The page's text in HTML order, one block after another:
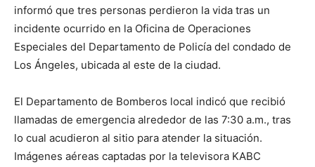
informó que tres personas perdieron la vida tras un
incidente ocurrido en la Oficina de Operaciones
Especiales del Departamento de Policía del condado de
Los Ángeles, ubicada al este de la ciudad.
El Departamento de Bomberos local indicó que recibió
llamadas de emergencia alrededor de las 7:30 a.m., tras
lo cual acudieron al sitio para atender la situación.
Imágenes aéreas captadas por la televisora KABC